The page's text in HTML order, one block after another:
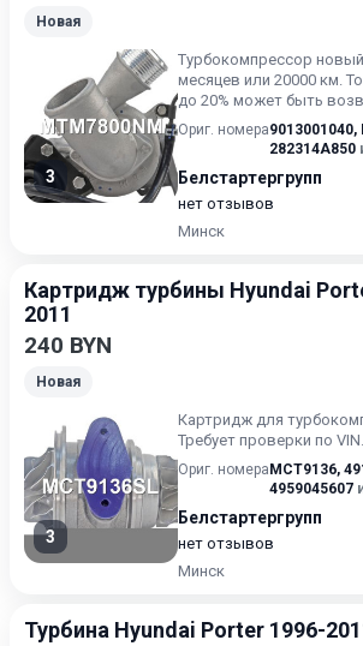
Новая
3
Турбoкoмпрессoр
месяцев или 20000 км.
до 20% может быть
вашей турбины.
Ориг. номера9013001040,
282314A850
Белстартергрупп
нет отзывов
Минск
Картридж турбины Hyundai
2011
240 BYN
Новая
3
Картридж для
Требует проверки по VIN.
Ориг. номера MCT9136,
4959045607
Белстартергрупп
нет отзывов
Минск
Турбина Hyundai Porter 1996-